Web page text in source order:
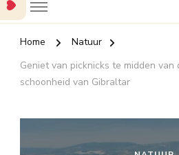
Home
Natuur
Geniet van picknicks te midden van
schoonheid van Gibraltar